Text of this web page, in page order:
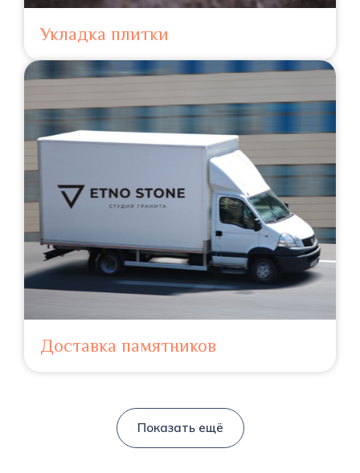
Укладка плитки
Доставка памятников
Показать ещё